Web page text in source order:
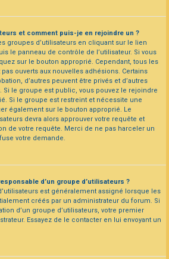
et comment puis-je en rejoindre un ?
groupes d’utilisateurs en cliquant sur le lien
le panneau de contrôle de l’utilisateur. Si vous
sur le bouton approprié. Cependant, tous les
ouverts aux nouvelles adhésions. Certains
d’autres peuvent être privés et d’autres
Si le groupe est public, vous pouvez le rejoindre
Si le groupe est restreint et nécessite une
également sur le bouton approprié. Le
devra alors approuver votre requête et
de votre requête. Merci de ne pas harceler un
votre demande.
d’un groupe d’utilisateurs ?
est généralement assigné lorsque les
créés par un administrateur du forum. Si
d’un groupe d’utilisateurs, votre premier
Essayez de le contacter en lui envoyant un